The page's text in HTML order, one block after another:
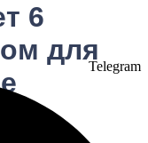
6
для
Telegram